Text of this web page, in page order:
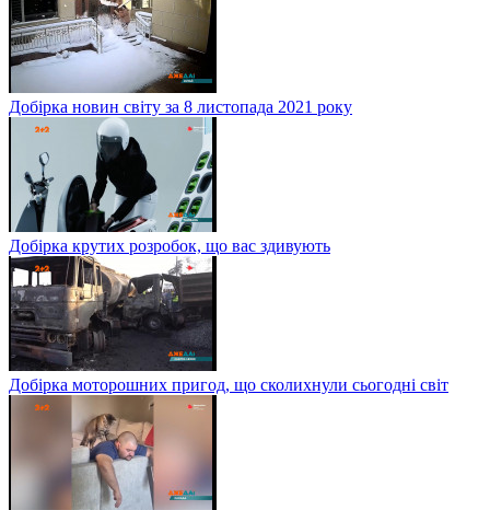
Добірка новин світу за 8 листопада 2021 року
Добірка крутих розробок, що вас здивують
Добірка моторошних пригод, що сколихнули сьогодні світ